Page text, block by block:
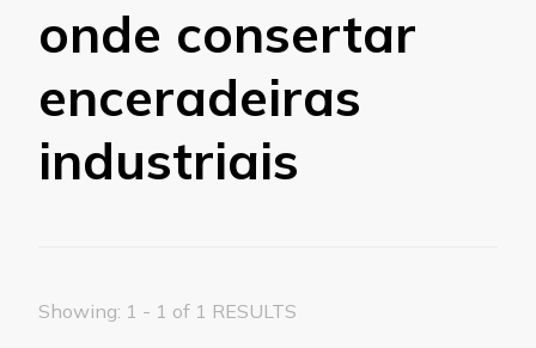
onde consertar
enceradeiras
industriais
Showing: 1 - 1 of 1 RESULTS